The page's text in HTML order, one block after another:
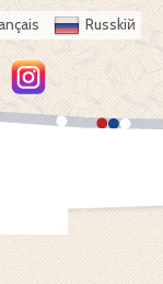
Russkiй